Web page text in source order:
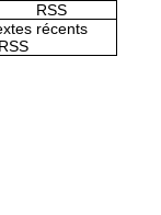
RSS
récents